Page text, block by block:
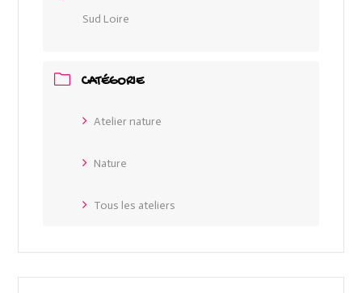
Sud Loire
CATÉGORIE
Atelier nature
Nature
Tous les ateliers